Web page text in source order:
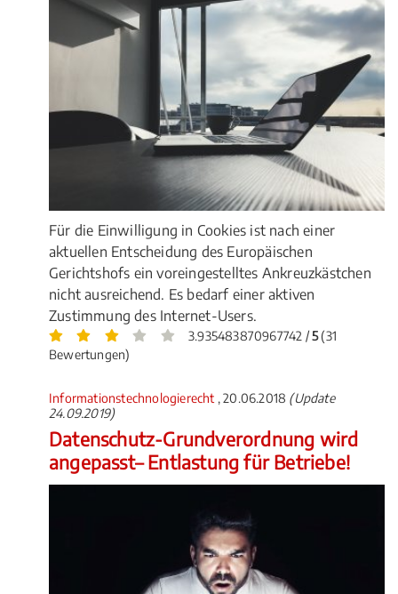
Für die Einwilligung in Cookies ist nach einer
aktuellen Entscheidung des Europäischen
Gerichtshofs ein voreingestelltes Ankreuzkästchen
nicht ausreichend. Es bedarf einer aktiven
Zustimmung des Internet-Users.
3.935483870967742 /5(31
Bewertungen)
Informationstechnologierecht , 20.06.2018 (Update
24.09.2019)
Datenschutz-Grundverordnung wird
angepasst– Entlastung für Betriebe!